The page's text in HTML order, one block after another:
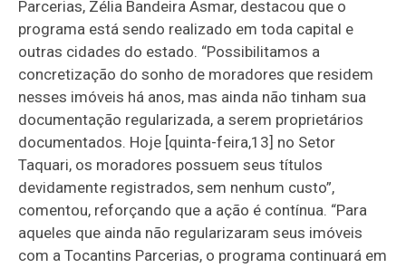
Parcerias, Zélia Bandeira Asmar, destacou que o
programa está sendo realizado em toda capital e
outras cidades do estado. “Possibilitamos a
concretização do sonho de moradores que residem
nesses imóveis há anos, mas ainda não tinham sua
documentação regularizada, a serem proprietários
documentados. Hoje [quinta-feira,13] no Setor
Taquari, os moradores possuem seus títulos
devidamente registrados, sem nenhum custo”,
comentou, reforçando que a ação é contínua. “Para
aqueles que ainda não regularizaram seus imóveis
com a Tocantins Parcerias, o programa continuará em